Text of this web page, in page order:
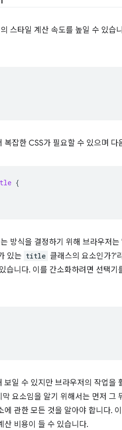
스타일 계산 속도를 높일 수 있습
복잡한 CSS가 필요할 수 있으며
{
방식을 결정하기 위해 브라우저
있는 title 클래스의 요소인가?'
습니다. 이를 간소화하려면 선택
일 수 있지만 브라우저의 작업을
요소임을 알기 위해서는 먼저 그
관한 모든 것을 알아야 합니다.
산 비용이 들 수 있습니다.